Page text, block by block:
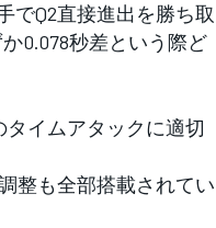
でQ2直接進出を勝ち取
0.078秒差という際ど
タイムアタックに適切
整も全部搭載されてい